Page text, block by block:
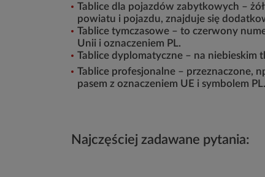
Tablice dla pojazdów zabytkowych –
powiatu i pojazdu, znajduje się
Tablice tymczasowe – to czerwony
Unii i oznaczeniem PL.
Tablice dyplomatyczne – na niebieskim
Tablice profesjonalne – przeznaczone,
pasem z oznaczeniem UE i symbolem PL.
Najczęściej zadawane pytania: